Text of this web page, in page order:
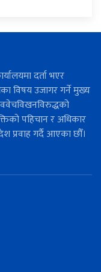
दर्ता भएर
विषय उजागर गर्ने मुख्य
पहिचान र अधिकार
प्रवाह गर्दै आएका छौँ।